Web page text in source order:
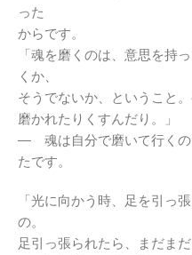
った
からです。
「魂を磨くのは、意思を持
くか、
そうでないか、ということ
磨かれたりくすんだり。」
― 魂は自分で磨いて行くの
たです。
「光に向かう時、足を引っ
の。
足引っ張られたら、まだま